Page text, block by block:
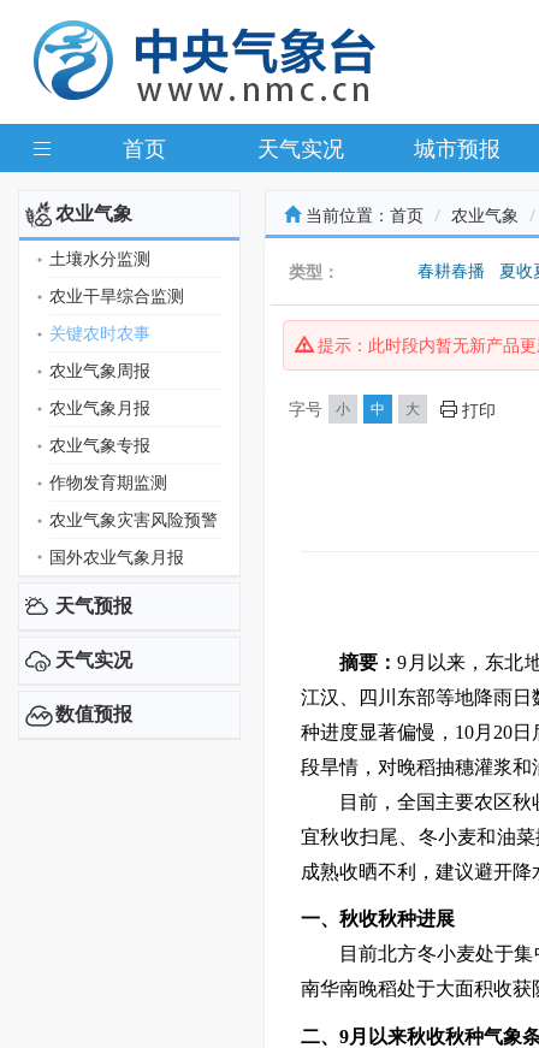
首页 天气实况 城市预报
农业气象
土壤水分监测
农业干旱综合监测
关键农时农事
农业气象周报
农业气象月报
农业气象专报
作物发育期监测
农业气象灾害风险预警
国外农业气象月报
天气预报
天气实况
数值预报
当前位置： 首页 农业气象
类型： 春耕春播 夏收
提示：此时段内暂无新产品
字号 小 中 大 打印
摘要：9月以来，东北
江汉、四川东部等地降雨日
种进度显著偏慢，10月20
段旱情 ，对晚稻抽穗灌浆
目前，全国主要农区秋
宜秋收扫尾、冬小麦和油
成熟收晒不利， 建议避开降
一、 秋收秋种进展
目前北方冬小麦处于集
南华南晚稻处于大面积收获
二、 9月以来秋收秋种气象